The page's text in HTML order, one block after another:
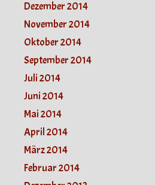
Dezember 2014
November 2014
Oktober 2014
September 2014
Juli 2014
Juni 2014
Mai 2014
April 2014
März 2014
Februar 2014